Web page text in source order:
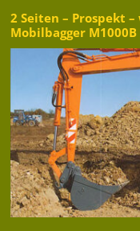
2 Seiten – Prospekt –
Mobilbagger M1000B